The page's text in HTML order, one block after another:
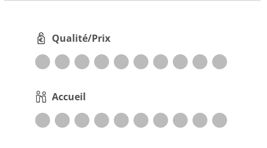
Qualité/Prix
Accueil